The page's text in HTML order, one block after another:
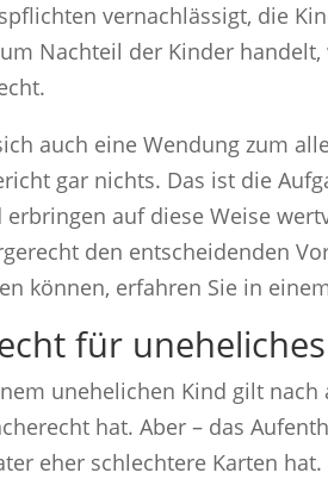
vernachlässigt, die
Nachteil der Kinder
auch eine Wendung zum
gar nichts. Das ist die
auf diese Weise
den entscheidenden
können, erfahren Sie in
für
unehelichen Kind gilt
hat. Aber – das
eher schlechtere Karten